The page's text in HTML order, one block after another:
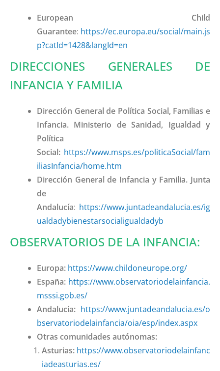
European Child
Guarantee: https://ec.europa.eu/social/main.js
p?catId=1428&langId=en
DIRECCIONES GENERALES DE
INFANCIA Y FAMILIA
Dirección General de Política Social, Familias e
Infancia. Ministerio de Sanidad, Igualdad y
Política
Social: https://www.msps.es/politicaSocial/fam
iliasInfancia/home.htm
Dirección General de Infancia y Familia. Junta
de
Andalucía: https://www.juntadeandalucia.es/ig
ualdadybienestarsocialigualdadyb
OBSERVATORIOS DE LA INFANCIA:
Europa: https://www.childoneurope.org/
España: https://www.observatoriodelainfancia.
msssi.gob.es/
Andalucía: https://www.juntadeandalucia.es/o
bservatoriodelainfancia/oia/esp/index.aspx
Otras comunidades autónomas:
Asturias: https://www.observatoriodelainfanc
iadeasturias.es/